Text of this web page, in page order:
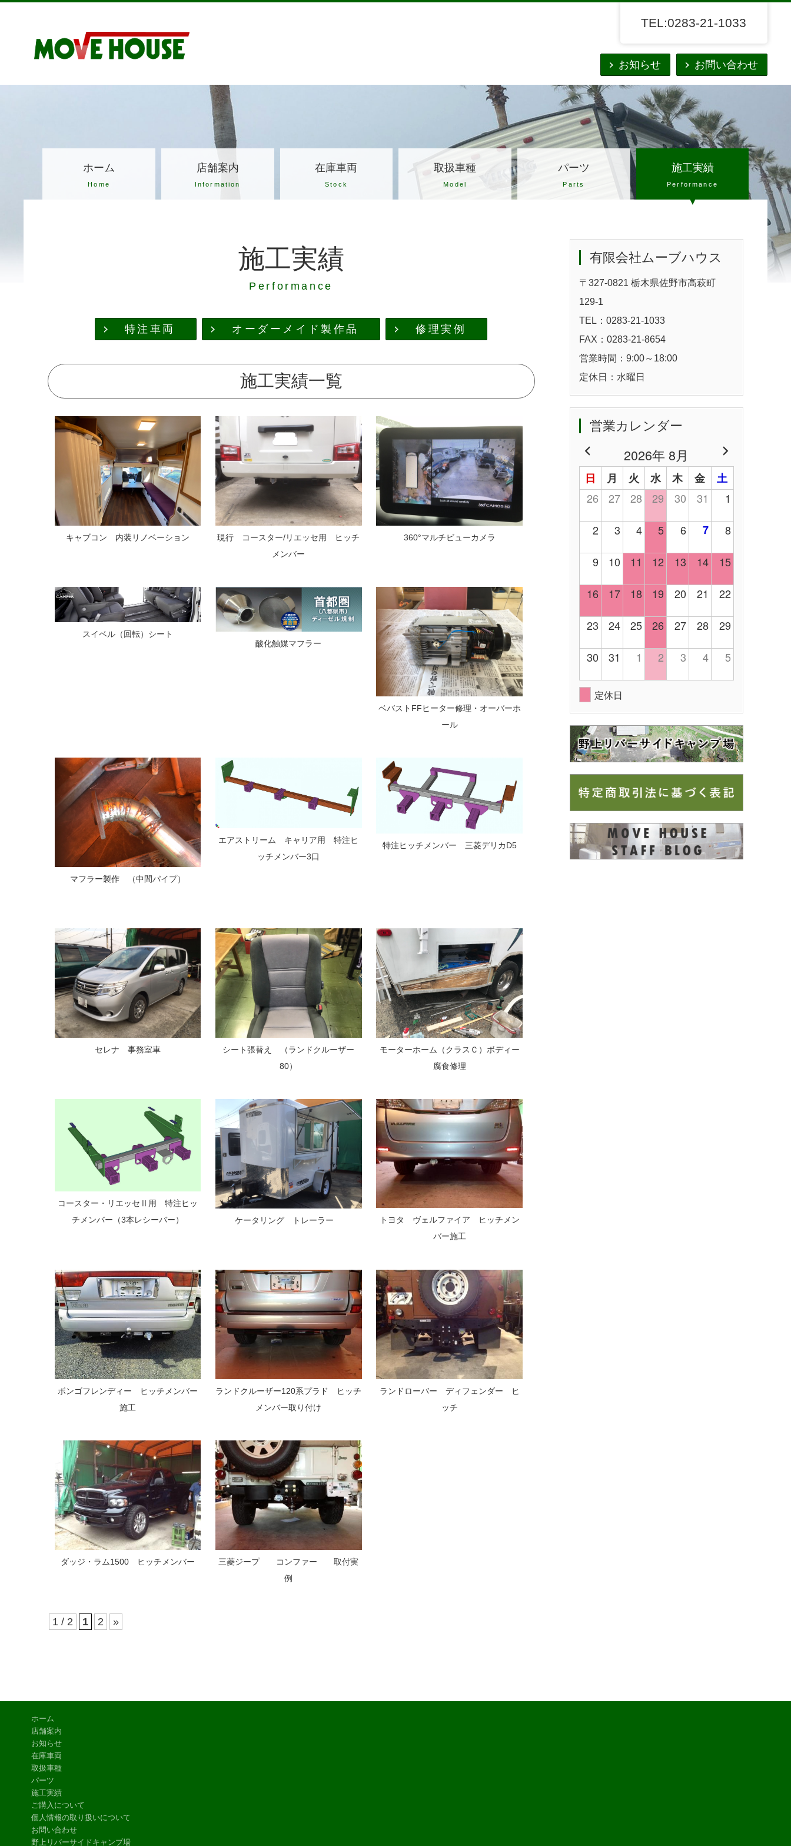
お知らせ お問い合わせ
TEL:0283-21-1033
ホーム
Home
店舗案内
Information
在庫車両
Stock
取扱車種
Model
パーツ
Parts
施工実績
Performance
施工実績
Performance
特注車両 オーダーメイド製作品 修理実例
施工実績一覧
キャブコン 内装リノベーション
現行 コースター/リエッセ用 ヒッチ
メンバー
360°マルチビューカメラ
スイベル（回転）シート
酸化触媒マフラー
ベバストFFヒーター修理・オーバーホ
ール
マフラー製作 （中間パイプ）
エアストリーム キャリア用 特注ヒ
ッチメンバー3口
特注ヒッチメンバー 三菱デリカD5
セレナ 事務室車
シート張替え （ランドクルーザー
80）
モーターホーム（クラスＣ）ボディー
腐食修理
コースター・リエッセⅡ用 特注ヒッ
チメンバー（3本レシーバー）
ケータリング トレーラー
トヨタ ヴェルファイア ヒッチメン
バー施工
ボンゴフレンディー ヒッチメンバー
施工
ランドクルーザー120系プラド ヒッチ
メンバー取り付け
ランドローバー ディフェンダー ヒ
ッチ
ダッジ・ラム1500 ヒッチメンバー
三菱ジープ コンファー 取付実
例
1 / 2 1 2 »
有限会社ムーブハウス
〒327-0821 栃木県佐野市高萩町
129-1
TEL：0283-21-1033
FAX：0283-21-8654
営業時間：9:00～18:00
定休日：水曜日
営業カレンダー
2026年 8月
日 月 火 水 木 金
土
26
27 28 29 30 31 1
2 3 4 5 6 7 8
9 10 11 12 13 14 15
16 17 18 19 20 21 22
23 24 25 26 27 28 29
30 31 1 2 3 4 5
定休日
ホーム
店舗案内
お知らせ
在庫車両
取扱車種
パーツ
施工実績
ご購入について
個人情報の取り扱いについて
お問い合わせ
野上リバーサイドキャンプ場